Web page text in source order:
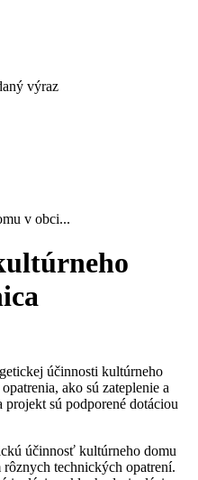
výraz
v obci...
účinnosti kultúrneho
ako sú zateplenie a
sú podporené dotáciou
účinnosť kultúrneho domu
technických opatrení.